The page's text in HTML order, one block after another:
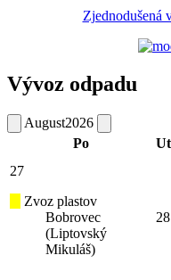
Zjednodušená
Vývoz odpadu
August2026
Po
Ut
27
Zvoz plastov
Bobrovec
(Liptovský
Mikuláš)
28